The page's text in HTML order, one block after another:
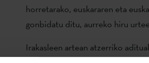
horretarako, euskararen eta
gonbidatu ditu, aurreko hiru
Irakasleen artean atzerriko